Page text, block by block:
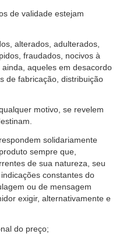
de validade estejam
alterados, adulterados,
fraudados, nocivos à
aqueles em desacordo
de fabricação, distribuição
motivo, se revelem
solidariamente
sempre que,
de sua natureza, seu
constantes do
ou de mensagem
exigir, alternativamente e
do preço;